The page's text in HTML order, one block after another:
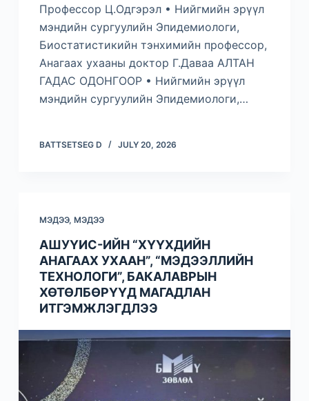
Профессор Ц.Одгэрэл • Нийгмийн эрүүл
мэндийн сургуулийн Эпидемиологи,
Биостатистикийн тэнхимийн профессор,
Анагаах ухааны доктор Г.Даваа АЛТАН
ГАДАС ОДОНГООР • Нийгмийн эрүүл
мэндийн сургуулийн Эпидемиологи,…
BATTSETSEG D JULY 20, 2026
МЭДЭЭ, МЭДЭЭ
АШУҮИС-ИЙН “ХҮҮХДИЙН
АНАГААХ УХААН”, “МЭДЭЭЛЛИЙН
ТЕХНОЛОГИ”, БАКАЛАВРЫН
ХӨТӨЛБӨРҮҮД МАГАДЛАН
ИТГЭМЖЛЭГДЛЭЭ